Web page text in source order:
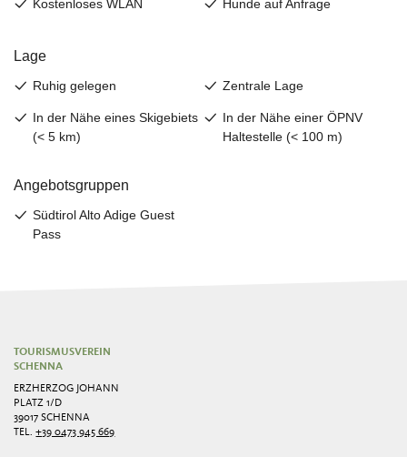
TOURISMUSVEREIN
SCHENNA
ERZHERZOG JOHANN
PLATZ 1/D
39017 SCHENNA
TEL.+39 0473 945 669